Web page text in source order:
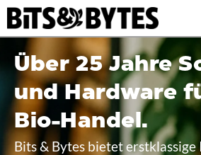
Über 25 Jahre
und Hardware
Bio-Handel.
Bits & Bytes bietet erstklassige